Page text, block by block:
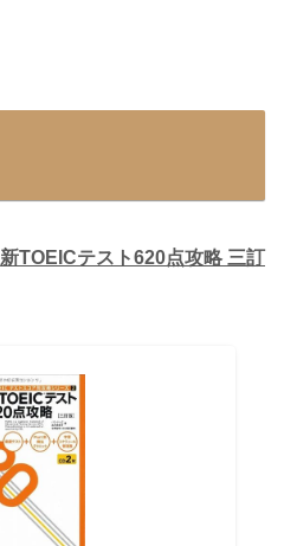
新TOEICテスト620点攻略 三訂